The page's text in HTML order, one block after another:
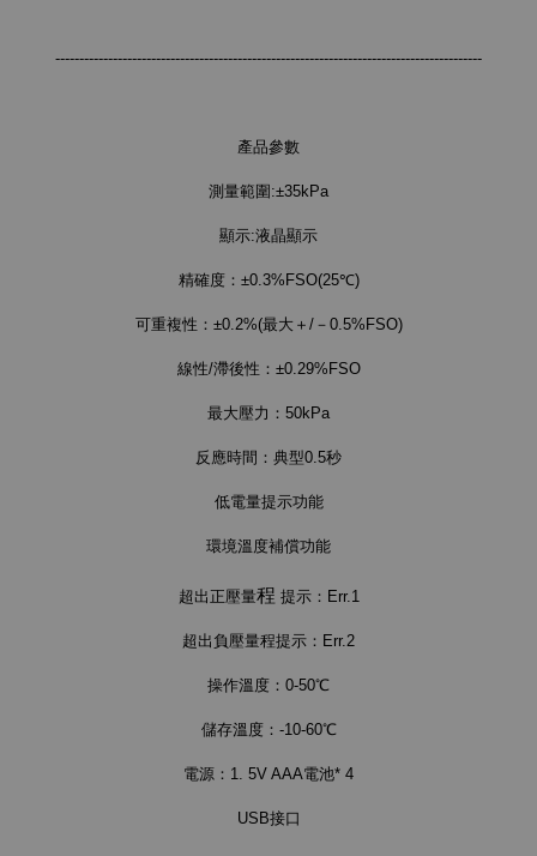
-----------------------------------------------------------------------------------------
產品參數
測量範圍:±35kPa
顯示:液晶顯示
精確度：±0.3%FSO(25℃)
可重複性：±0.2%(最大＋/－0.5%FSO)
線性/滯後性：±0.29%FSO
最大壓力：50kPa
反應時間：典型0.5秒
低電量提示功能
環境溫度補償功能
超出正壓量程 提示：Err.1
超出負壓量程提示：Err.2
操作溫度：0-50℃
儲存溫度：-10-60℃
電源：1. 5V AAA電池* 4
USB接口